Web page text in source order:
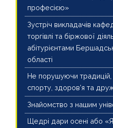
професією»
Зустріч викладачів
торгівлі та біржової
абітурієнтами
області
Не порушуючи традицій,
спорту, здоров’я та
Знайомство з нашим
Щедрі дари осені або